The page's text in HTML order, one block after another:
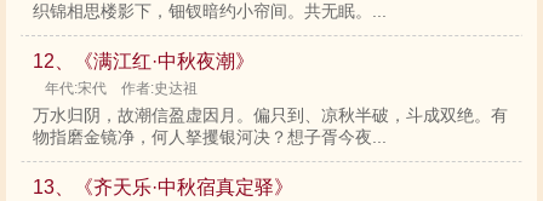
织锦相思楼影下，钿钗暗约小帘间。共无眠。...
12、《满江红·中秋夜潮》
年代:宋代 作者:史达祖
万水归阴，故潮信盈虚因月。偏只到、凉秋半破，斗成双绝。有
物指磨金镜净，何人拏攫银河决？想子胥今夜...
13、《齐天乐·中秋宿真定驿》